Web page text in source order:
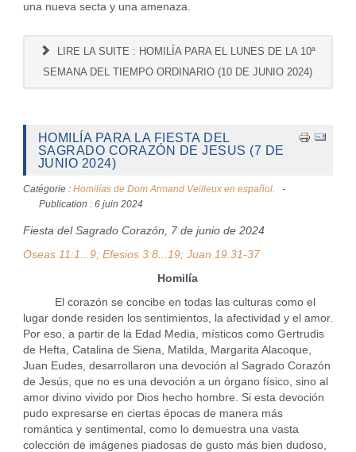
una nueva secta y una amenaza.
LIRE LA SUITE : HOMILÍA PARA EL LUNES DE LA 10ª
SEMANA DEL TIEMPO ORDINARIO (10 DE JUNIO 2024)
HOMILÍA PARA LA FIESTA DEL
SAGRADO CORAZÓN DE JESUS (7 DE
JUNIO 2024)
Catégorie : Homilías de Dom Armand Veilleux en español.
Publication : 6 juin 2024
Fiesta del Sagrado Corazón, 7 de junio de 2024
Oseas 11:1...9; Efesios 3:8...19; Juan 19:31-37
Homilía
El corazón se concibe en todas las culturas como el
lugar donde residen los sentimientos, la afectividad y el amor.
Por eso, a partir de la Edad Media, místicos como Gertrudis
de Hefta, Catalina de Siena, Matilda, Margarita Alacoque,
Juan Eudes, desarrollaron una devoción al Sagrado Corazón
de Jesús, que no es una devoción a un órgano físico, sino al
amor divino vivido por Dios hecho hombre. Si esta devoción
pudo expresarse en ciertas épocas de manera más
romántica y sentimental, como lo demuestra una vasta
colección de imágenes piadosas de gusto más bien dudoso,